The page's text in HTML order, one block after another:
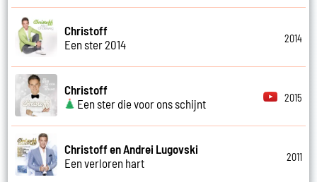
Christoff
Een ster 2014
2014
Christoff
Een ster die voor ons schijnt
2015
Christoff en Andrei Lugovski
Een verloren hart
2011